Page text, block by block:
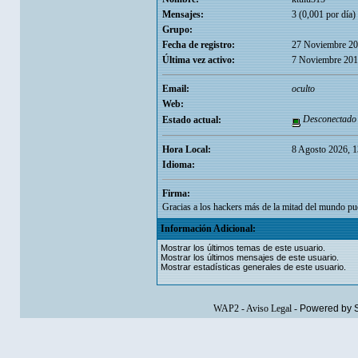
Mensajes:
3 (0,001 por día)
Grupo:
Fecha de registro:
27 Noviembre
Última vez activo:
7 Noviembre
Email:
oculto
Web:
Estado actual:
Desconectado
Hora Local:
8 Agosto 2026,
Idioma:
Firma:
Gracias a los hackers más de la mitad del mundo
Información Adicional:
Mostrar los últimos temas de este usuario.
Mostrar los últimos mensajes de este usuario.
Mostrar estadísticas generales de este usuario.
WAP2-Aviso Legal- Powered by